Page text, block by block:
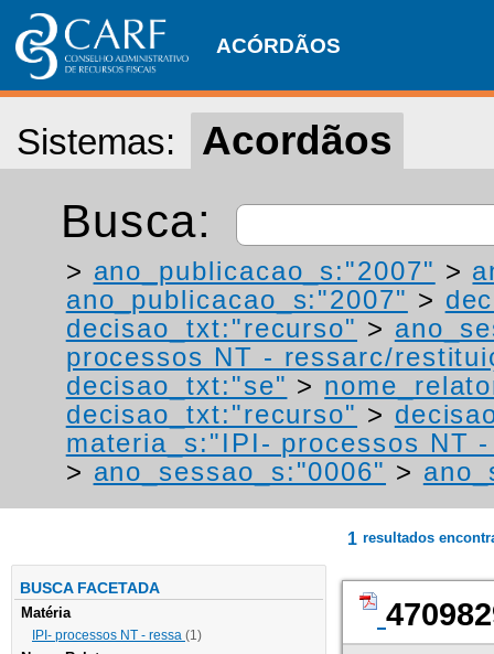
ACÓRDÃOS
Sistemas: Acordãos
Busca:
> ano_publicacao_s:"2007" >
ano_publicacao_s:"2007" >
decisao_txt:"recurso" >
processos NT - ressarc/
decisao_txt:"se" >
decisao_txt:"recurso" >
materia_s:"IPI- processos NT
> ano_sessao_s:"0006" >
BUSCA FACETADA
Matéria
IPI- processos NT - ressa (1)
1 resultados